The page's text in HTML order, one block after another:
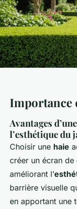
Importance
Avantages
l’esthétique du
Choisir une haie
créer un écran de
améliorant l’
barrière visuelle
en apportant une